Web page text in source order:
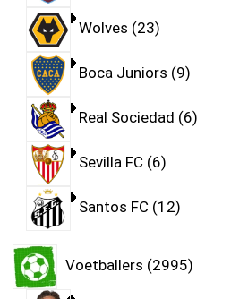
Wolves 23
Boca Juniors 9
Real Sociedad 6
Sevilla FC 6
Santos FC 12
Voetballers 2995